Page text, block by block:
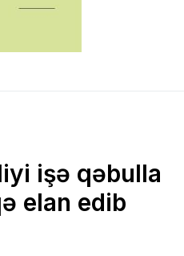
işə qəbulla
elan edib